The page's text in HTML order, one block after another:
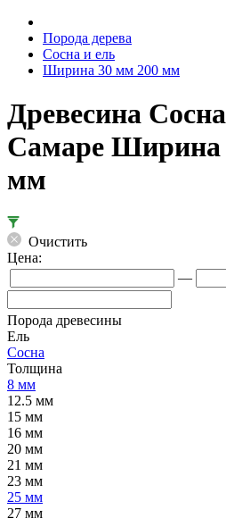
Порода дерева
Сосна и ель
Ширина 30 мм 200 мм
Древесина
Самаре Ширина
мм
Очистить
Цена:
—
Порода древесины
Ель
Сосна
Толщина
8 мм
12.5 мм
15 мм
16 мм
20 мм
21 мм
23 мм
25 мм
27 мм